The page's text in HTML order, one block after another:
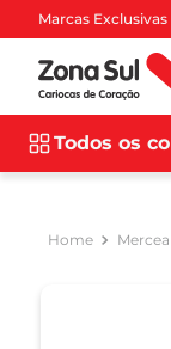
Marcas Exclusivas
Todos os